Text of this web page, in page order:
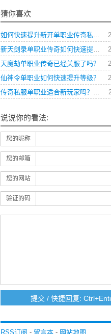
猜你喜欢
如何快速提升新开单职业传奇私服中的角色战斗力？
新天剑录单职业传奇如何快速提升战力？
天魔劫单职业传奇已经关服了吗？
仙神令单职业如何快速提升等级？
传奇私服单职业适合新玩家吗？上手小技巧都有什么？
说说你的看法:
您的昵称
您的邮箱
您的网站
验证的码
RSS订阅 - 留言本 - 网站地图